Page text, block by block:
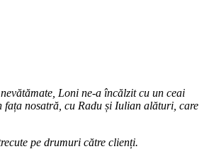
Loni ne-a încălzit cu un ceai
fața nosatră, cu Radu și Iulian alături, care
pe drumuri către clienți.